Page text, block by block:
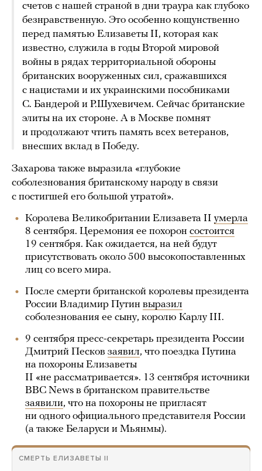
счетов с нашей страной в дни траура как глубоко
безнравственную. Это особенно кощунственно
перед памятью Елизаветы II, которая как
известно, служила в годы Второй мировой
войны в рядах территориальной обороны
британских вооруженных сил, сражавшихся
с нацистами и их украинскими пособниками
С. Бандерой и Р.Шухевичем. Сейчас британские
элиты на их стороне. А в Москве помнят
и продолжают чтить память всех ветеранов,
внесших вклад в Победу.
Захарова также выразила «глубокие
соболезнования британскому народу в связи
с постигшей его большой утратой».
Королева Великобритании Елизавета II умерла
8 сентября. Церемония ее похорон состоится
19 сентября. Как ожидается, на ней будут
присутствовать около 500 высокопоставленных
лиц со всего мира.
После смерти британской королевы президента
России Владимир Путин выразил
соболезнования ее сыну, королю Карлу III.
9 сентября пресс-секретарь президента России
Дмитрий Песков заявил, что поездка Путина
на похороны Елизаветы
II «не рассматривается». 13 сентября источники
BBC News в британском правительстве
заявили, что на похороны не пригласят
ни одного официального представителя России
(а также Беларуси и Мьянмы).
СМЕРТЬ ЕЛИЗАВЕТЫ II